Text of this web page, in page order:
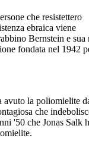
che resistettero
ebraica viene
Bernstein e sua
fondata nel 1942
avuto la poliomielite
che
'50 che Jonas Salk